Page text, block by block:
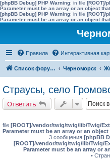
[phpBB Debug] PHP Warning: in file [ROOT]/
Parameter must be an array or an object
[phpBB Debug] PHP Warning: in file [ROOT]/
Parameter must be an array or an object
Правила Интерактивная
Список форумов Черноморск
Страусы, село
Ответить
file [ROOT]/vendor/twig/twig/lib/Twig/
Parameter must be an array or an
3 сообщения [phpBB
[ROOT]/vendor/twig/twig/lib/Twig/
Parameter must be an array or
•